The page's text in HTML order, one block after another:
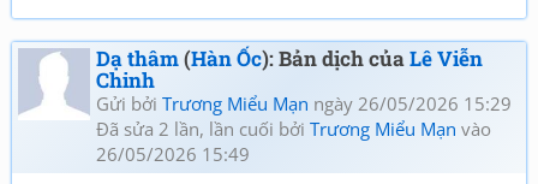
Dạ thâm(Hàn Ốc): Bản dịch củaLê Viễn
Chinh
Gửi bởi Trương Miểu Mạn ngày 26/05/2026 15:29
Đã sửa 2 lần, lần cuối bởi Trương Miểu Mạn vào
26/05/2026 15:49